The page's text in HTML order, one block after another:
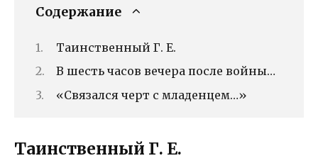
Содержание
Таинственный Г. Е.
В шесть часов вечера после войны…
«Связался черт с младенцем…»
Таинственный Г. Е.